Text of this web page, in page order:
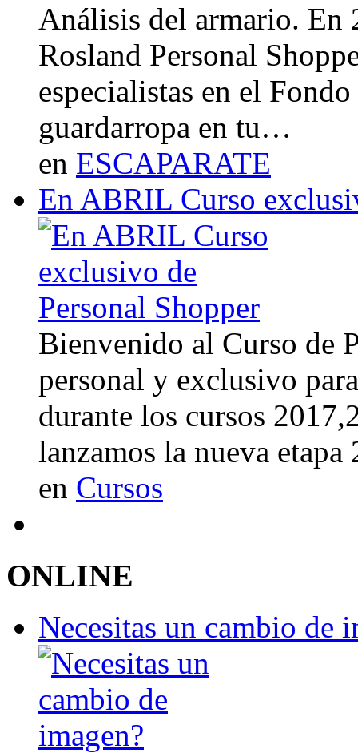
Análisis del armario. En
Rosland Personal
especialistas en el
guardarropa en tu…
en ESCAPARATE
En ABRIL Curso
Bienvenido al Curso de
personal y exclusivo
durante los cursos
lanzamos la nueva
en Cursos
ONLINE
Necesitas un cambio de